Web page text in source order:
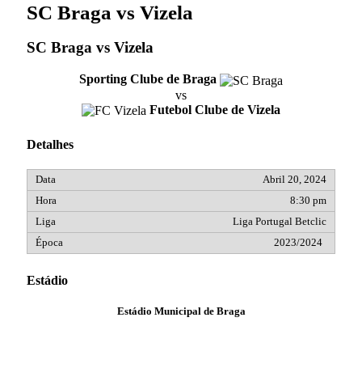
SC Braga vs Vizela
SC Braga vs Vizela
Sporting Clube de Braga
vs
Futebol Clube de Vizela
Detalhes
Abril 20, 2024
8:30 pm
Liga Portugal Betclic
2023/2024
Estádio
Estádio Municipal de Braga